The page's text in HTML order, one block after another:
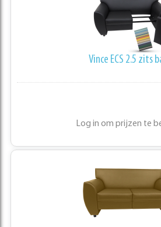
Vince ECS 2.5 zits
Log in om prijzen te